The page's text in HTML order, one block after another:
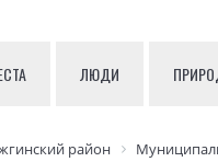
ЛЮДИ
район